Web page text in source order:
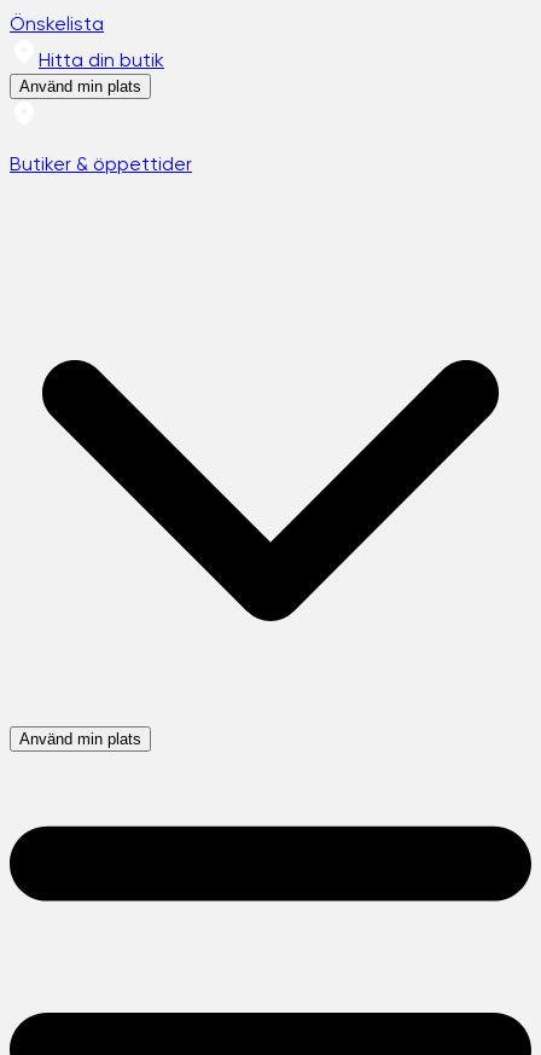
Önskelista
Hitta din butik
Använd min plats
Butiker & öppettider
Använd min plats